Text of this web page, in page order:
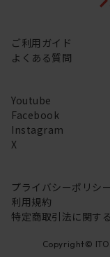
ご利用ガイド
よくある質問
Youtube
Facebook
Instagram
X
プライバシーポリシー
利用規約
特定商取引法に関す
Copyright©